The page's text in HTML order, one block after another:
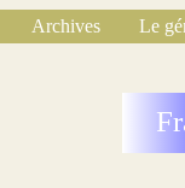
Archives
Le